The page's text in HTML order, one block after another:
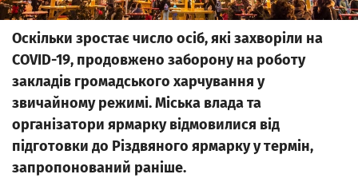
Оскільки зростає число осіб, які захворіли на
COVID-19, продовжено заборону на роботу
закладів громадського харчування у
звичайному режимі. Міська влада та
організатори ярмарку відмовилися від
підготовки до Різдвяного ярмарку у термін,
запропонований раніше.